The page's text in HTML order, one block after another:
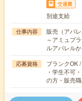
交通費
別途支給
仕事内容
販売（アパ
～アミュプ
ルアパレル
応募資格
ブランクOK
・学生不可
の方・販売